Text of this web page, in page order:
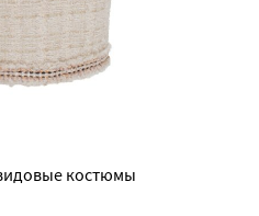
костюмы